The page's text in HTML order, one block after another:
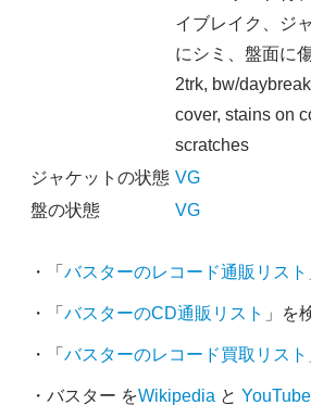
イブレイク、ジ
にシミ、盤面に
2trk, bw/
cover, stains on
scratches
ジャケットの状態 VG
盤の状態
VG
・「 バスターのレコード通販リスト
・「 バスターのCD通販リスト 」を
・「 バスターのレコード買取リスト
・バスター をWikipedia と YouTube